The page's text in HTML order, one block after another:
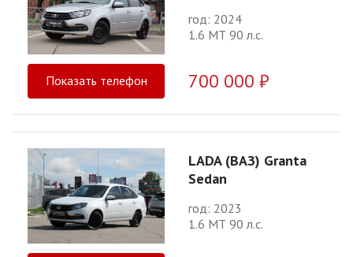
год: 2024
1.6 МТ 90 л.с.
Показать телефон 700 000 ₽
LADA (ВАЗ) Granta
Sedan
год: 2023
1.6 МТ 90 л.с.